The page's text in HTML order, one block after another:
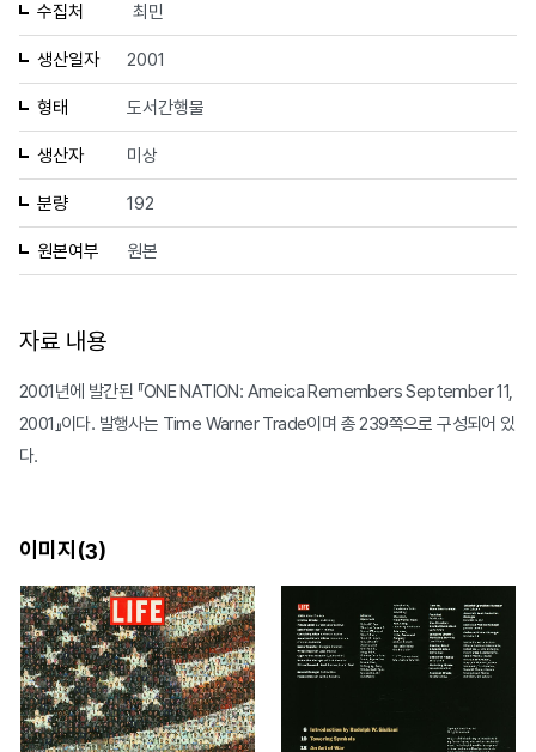
수집처 최민
생산일자 2001
형태 도서간행물
생산자 미상
분량 192
원본여부 원본
자료 내용
2001년에 발간된 『ONE NATION: Ameica Remembers September 11,
2001』이다. 발행사는 Time Warner Trade이며 총 239쪽으로 구성되어 있
다.
이미지(3)